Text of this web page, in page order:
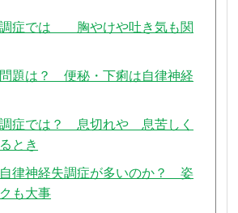
調症では 胸やけや吐き気も関
題は？ 便秘・下痢は自律神経
調症では？ 息切れや 息苦しく
とき
律神経失調症が多いのか？ 姿
も大事